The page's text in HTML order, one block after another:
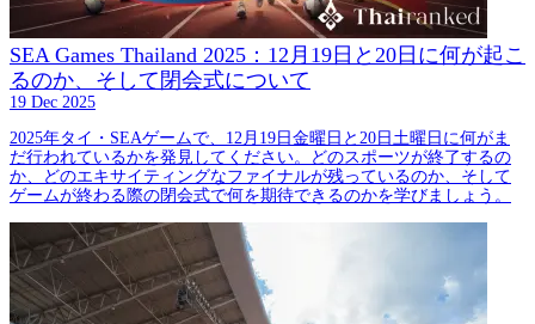
SEA Games Thailand 2025：12月19日と20日に何が起こ
るのか、そして閉会式について
19 Dec 2025
2025年タイ・SEAゲームで、12月19日金曜日と20日土曜日に何がま
だ行われているかを発見してください。どのスポーツが終了するの
か、どのエキサイティングなファイナルが残っているのか、そして
ゲームが終わる際の閉会式で何を期待できるのかを学びましょう。